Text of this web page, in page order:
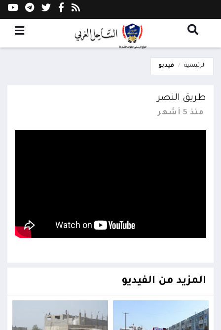
الرئيسية فيديو
طريق النصر
منذ 5 أشهر
المزيد من الفيديو